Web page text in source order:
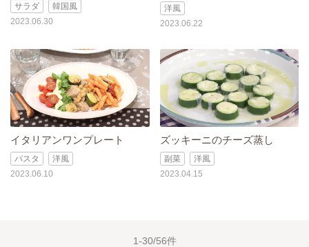
サラダ
韓国風
2023.06.30
洋風
2023.06.22
イタリアンワンプレート
パスタ
洋風
2023.06.10
ズッキーニのチーズ蒸し
副菜
洋風
2023.04.15
1-30/56件